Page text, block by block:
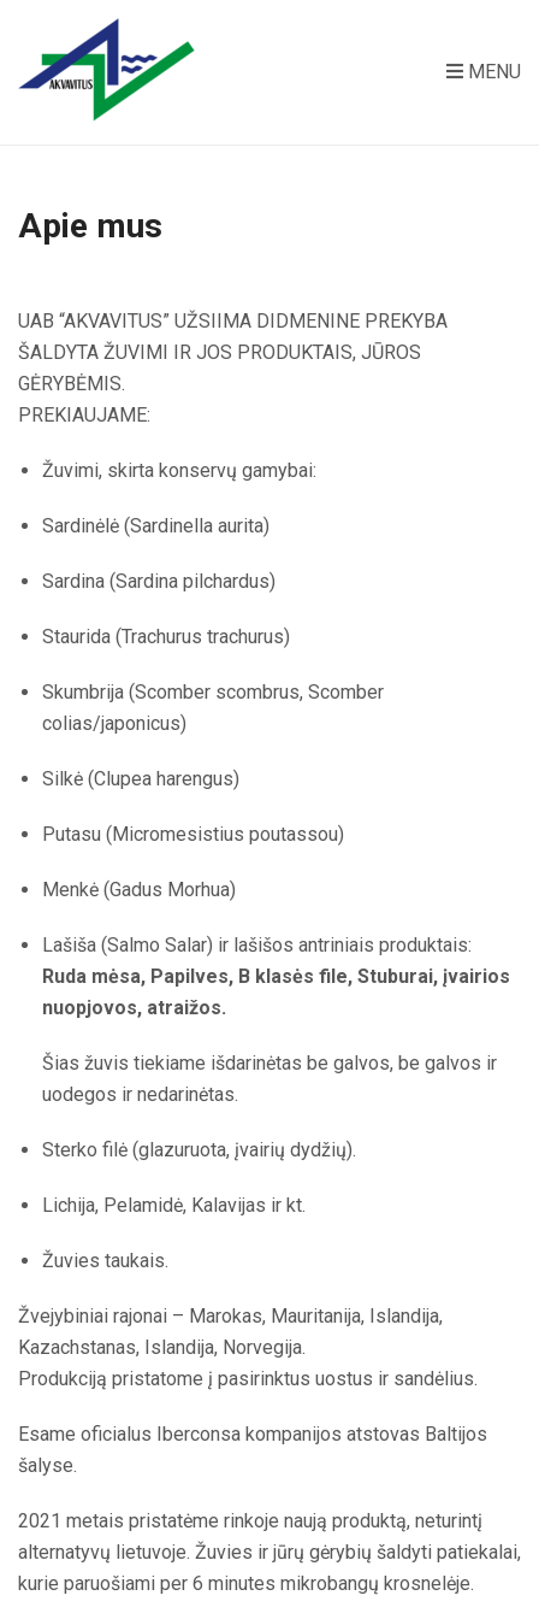
MENU
Apie mus
UAB “AKVAVITUS” UŽSIIMA DIDMENINE PREKYBA
ŠALDYTA ŽUVIMI IR JOS PRODUKTAIS, JŪROS
GĖRYBĖMIS.
PREKIAUJAME:
Žuvimi, skirta konservų gamybai:
Sardinėlė (Sardinella aurita)
Sardina (Sardina pilchardus)
Staurida (Trachurus trachurus)
Skumbrija (Scomber scombrus, Scomber
colias/japonicus)
Silkė (Clupea harengus)
Putasu (Micromesistius poutassou)
Menkė (Gadus Morhua)
Lašiša (Salmo Salar) ir lašišos antriniais produktais:
Ruda mėsa, Papilves, B klasės file, Stuburai, įvairios
nuopjovos, atraižos.
Šias žuvis tiekiame išdarinėtas be galvos, be galvos ir
uodegos ir nedarinėtas.
Sterko filė (glazuruota, įvairių dydžių).
Lichija, Pelamidė, Kalavijas ir kt.
Žuvies taukais.
Žvejybiniai rajonai – Marokas, Mauritanija, Islandija,
Kazachstanas, Islandija, Norvegija.
Produkciją pristatome į pasirinktus uostus ir sandėlius.
Esame oficialus Iberconsa kompanijos atstovas Baltijos
šalyse.
2021 metais pristatėme rinkoje naują produktą, neturintį
alternatyvų lietuvoje. Žuvies ir jūrų gėrybių šaldyti patiekalai,
kurie paruošiami per 6 minutes mikrobangų krosnelėje.